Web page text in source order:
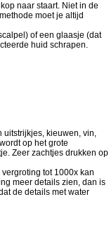
naar staart. Niet in de
moet je altijd
of een glaasje (dat
huid schrapen.
uitstrijkjes, kieuwen, vin,
op het grote
Zeer zachtjes drukken op
tot 1000x kan
meer details zien, dan is
de details met water